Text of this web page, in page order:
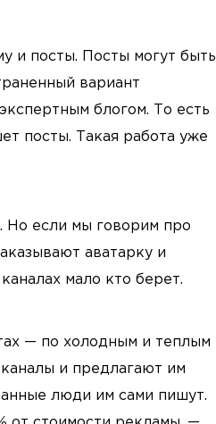
и посты. Посты могут быть
вариант
блогом. То есть
посты. Такая работа уже
Но если мы говорим про
аватарку и
мало кто берет.
— по холодным и теплым
и предлагают им
люди им сами пишут.